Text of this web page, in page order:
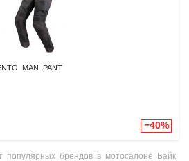
MAN PANT
−40%
брендов в мотосалоне Байк